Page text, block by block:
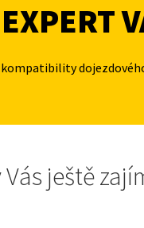
ještě